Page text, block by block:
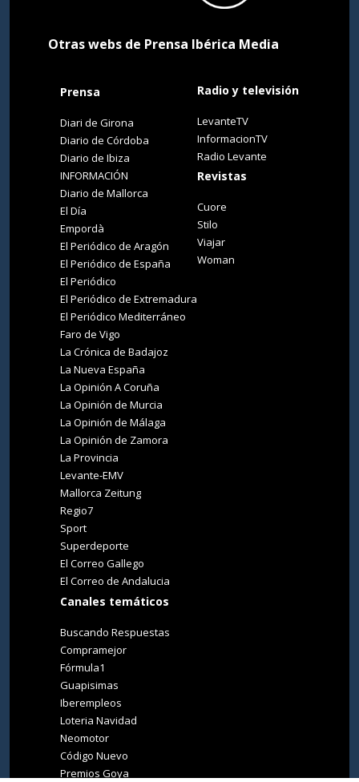
Otras webs de Prensa Ibérica Media
Prensa
Diari de Girona
Diario de Córdoba
Diario de Ibiza
INFORMACIÓN
Diario de Mallorca
El Día
Empordà
El Periódico de Aragón
El Periódico de España
El Periódico
El Periódico de Extremadura
El Periódico Mediterráneo
Faro de Vigo
La Crónica de Badajoz
La Nueva España
La Opinión A Coruña
La Opinión de Murcia
La Opinión de Málaga
La Opinión de Zamora
La Provincia
Levante-EMV
Mallorca Zeitung
Regio7
Sport
Superdeporte
El Correo Gallego
El Correo de Andalucia
Canales temáticos
Buscando Respuestas
Compramejor
Fórmula1
Guapisimas
Iberempleos
Loteria Navidad
Neomotor
Código Nuevo
Premios Goya
Radio y televisión
LevanteTV
InformacionTV
Radio Levante
Revistas
Cuore
Stilo
Viajar
Woman